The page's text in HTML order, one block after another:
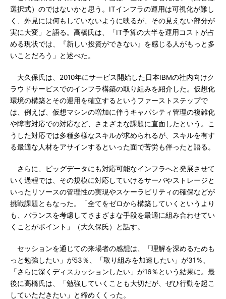
選択式）のではないかと思う。ITインフラの運用は可視化が難し
く、外見には何もしていないように映るが、その見えない部分が
実に大変」と語る。高橋氏は、「IT予算の大半を運用コストが占
める現状では、『新しい投資ができない』を感じる人がもっと多
いことだろう」と述べた。
大久保氏は、2010年にサービス開始した日本IBMの社内向けク
ラウドサービスでのインフラ構築の取り組みを紹介した。仮想化
環境の構築とその運用を確立するというファーストステップで
は、例えば、仮想マシンの増加に伴うキャパシティ管理の複雑化
や障害対応での対応など、さまざまな課題に直面したという。こ
うした対応では多種多様なスキルが求められるが、スキルを有す
る最適な人材をアサインするといった面で苦労も伴ったと語る。
さらに、ビッグデータにも対応可能なインフラへと発展させて
いく過程では、その規模に対応していけるサーバやストレージと
いったリソースの管理性の実現やスケーラビリティの確保などが
挑戦課題ともなった。「全てをゼロから構築していくというより
も、バランスを考慮してさまざまな手段を最適に組み合わせてい
くことがポイント」（大久保氏）と話す。
セッションを通じての来場者の感想は、「理解を深めるためも
っと勉強したい」が53％、「取り組みを加速したい」が31％、
「さらに深くディスカッションしたい」が16％という結果に。最
後に高橋氏は、「勉強していくことも大切だが、ぜひ行動を起こ
していただきたい」と締めくくった。